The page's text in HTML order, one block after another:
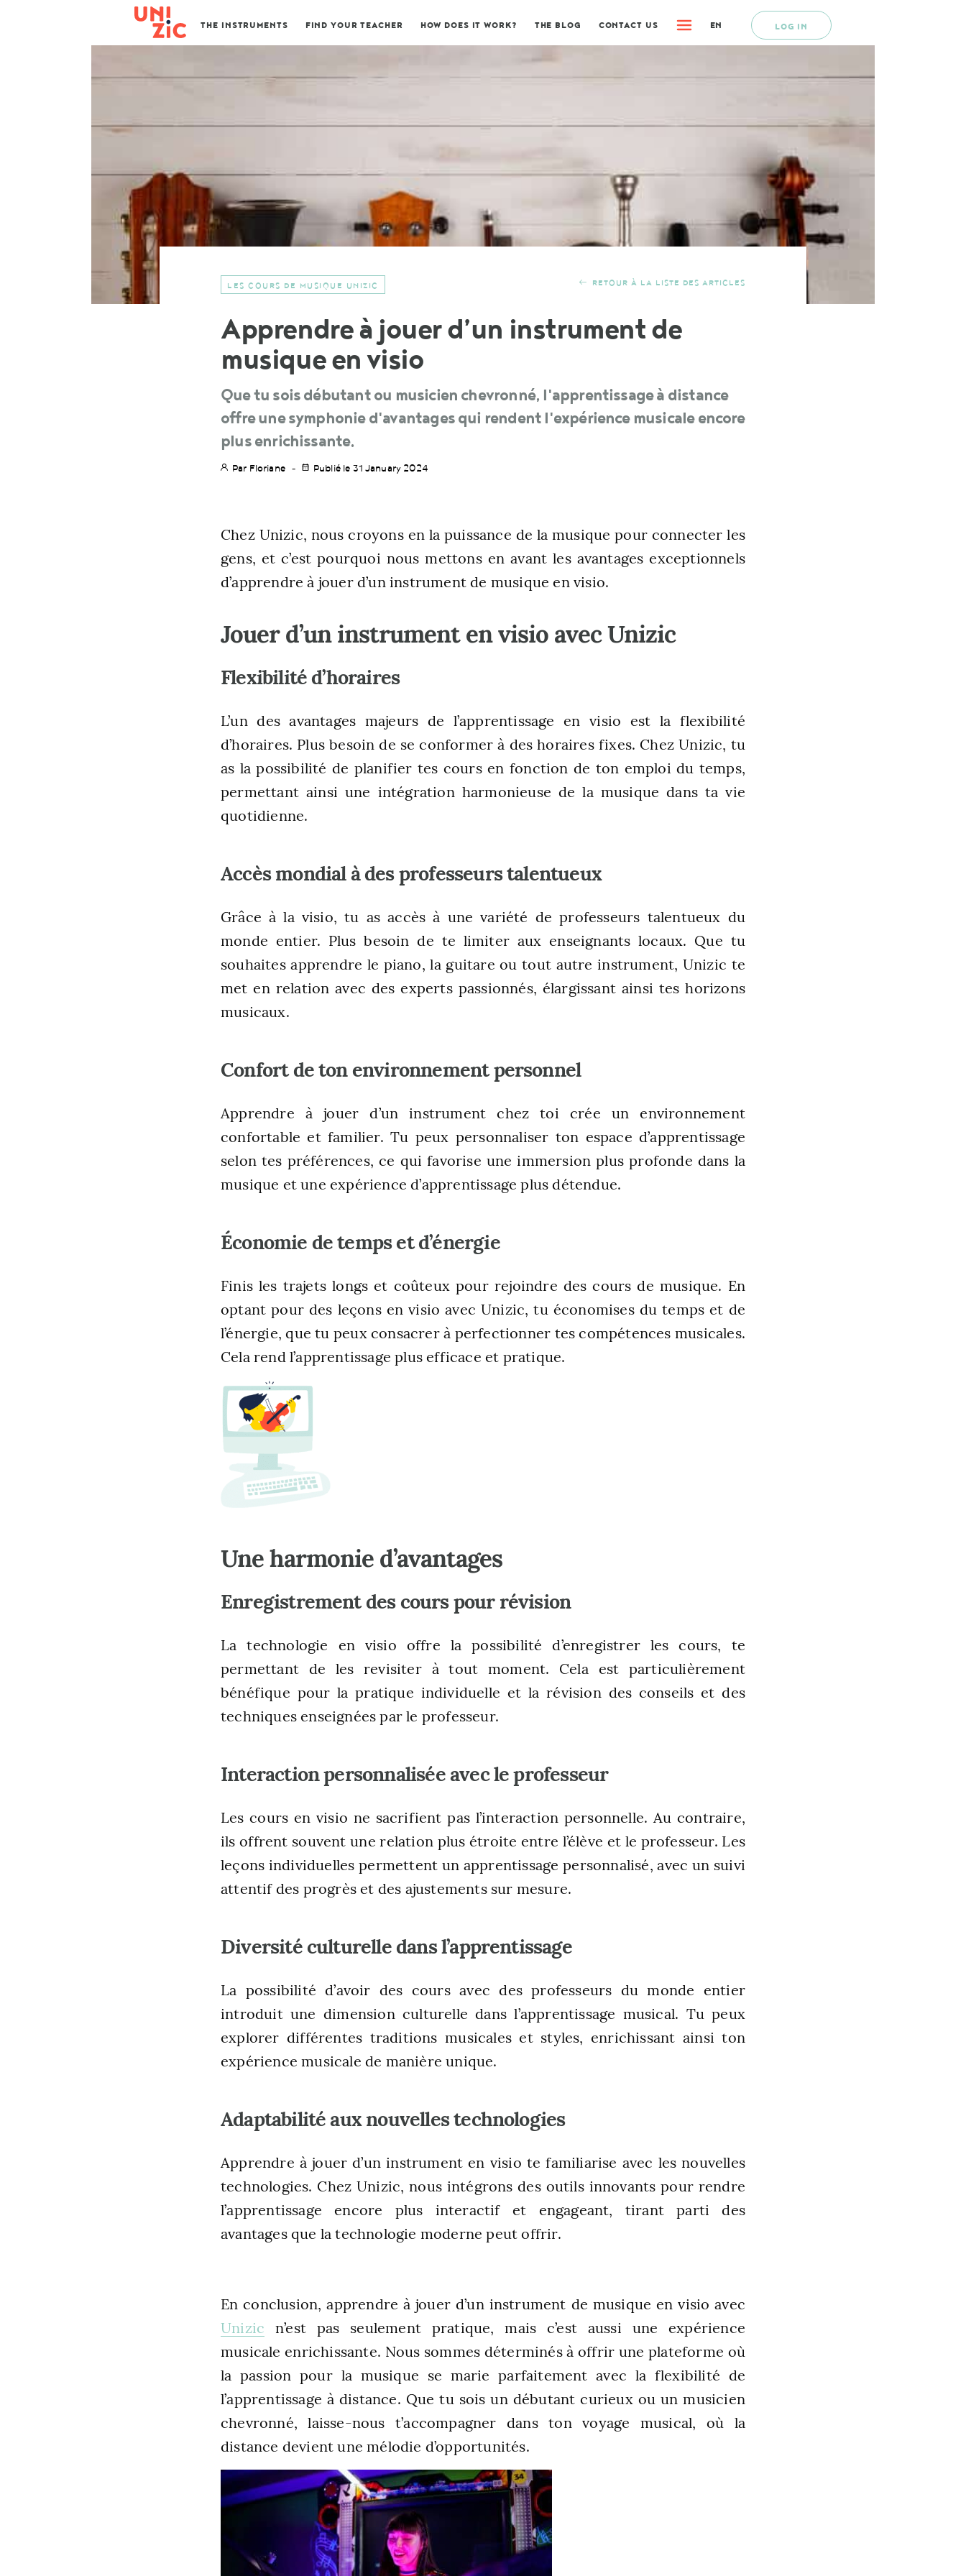
THE INSTRUMENTS FIND YOUR TEACHER HOW DOES IT WORK? THE BLOG CONTACT US EN LOG IN
LES COURS DE MUSIQUE UNIZIC RETOUR À LA LISTE DES ARTICLES
Apprendre à jouer d’un instrument de
musique en visio
Que tu sois débutant ou musicien chevronné, l'apprentissage à distance
offre une symphonie d'avantages qui rendent l'expérience musicale encore
plus enrichissante.
Par Floriane Publié le 31 January 2024
Chez Unizic, nous croyons en la puissance de la musique pour connecter les
gens, et c’est pourquoi nous mettons en avant les avantages exceptionnels
d’apprendre à jouer d’un instrument de musique en visio.
Jouer d’un instrument en visio avec Unizic
Flexibilité d’horaires
L’un des avantages majeurs de l’apprentissage en visio est la flexibilité
d’horaires. Plus besoin de se conformer à des horaires fixes. Chez Unizic, tu
as la possibilité de planifier tes cours en fonction de ton emploi du temps,
permettant ainsi une intégration harmonieuse de la musique dans ta vie
quotidienne.
Accès mondial à des professeurs talentueux
Grâce à la visio, tu as accès à une variété de professeurs talentueux du
monde entier. Plus besoin de te limiter aux enseignants locaux. Que tu
souhaites apprendre le piano, la guitare ou tout autre instrument, Unizic te
met en relation avec des experts passionnés, élargissant ainsi tes horizons
musicaux.
Confort de ton environnement personnel
Apprendre à jouer d’un instrument chez toi crée un environnement
confortable et familier. Tu peux personnaliser ton espace d’apprentissage
selon tes préférences, ce qui favorise une immersion plus profonde dans la
musique et une expérience d’apprentissage plus détendue.
Économie de temps et d’énergie
Finis les trajets longs et coûteux pour rejoindre des cours de musique. En
optant pour des leçons en visio avec Unizic, tu économises du temps et de
l’énergie, que tu peux consacrer à perfectionner tes compétences musicales.
Cela rend l’apprentissage plus efficace et pratique.
Une harmonie d’avantages
Enregistrement des cours pour révision
La technologie en visio offre la possibilité d’enregistrer les cours, te
permettant de les revisiter à tout moment. Cela est particulièrement
bénéfique pour la pratique individuelle et la révision des conseils et des
techniques enseignées par le professeur.
Interaction personnalisée avec le professeur
Les cours en visio ne sacrifient pas l’interaction personnelle. Au contraire,
ils offrent souvent une relation plus étroite entre l’élève et le professeur. Les
leçons individuelles permettent un apprentissage personnalisé, avec un suivi
attentif des progrès et des ajustements sur mesure.
Diversité culturelle dans l’apprentissage
La possibilité d’avoir des cours avec des professeurs du monde entier
introduit une dimension culturelle dans l’apprentissage musical. Tu peux
explorer différentes traditions musicales et styles, enrichissant ainsi ton
expérience musicale de manière unique.
Adaptabilité aux nouvelles technologies
Apprendre à jouer d’un instrument en visio te familiarise avec les nouvelles
technologies. Chez Unizic, nous intégrons des outils innovants pour rendre
l’apprentissage encore plus interactif et engageant, tirant parti des
avantages que la technologie moderne peut offrir.
En conclusion, apprendre à jouer d’un instrument de musique en visio avec
Unizic n’est pas seulement pratique, mais c’est aussi une expérience
musicale enrichissante. Nous sommes déterminés à offrir une plateforme où
la passion pour la musique se marie parfaitement avec la flexibilité de
l’apprentissage à distance. Que tu sois un débutant curieux ou un musicien
chevronné, laisse-nous t’accompagner dans ton voyage musical, où la
distance devient une mélodie d’opportunités.